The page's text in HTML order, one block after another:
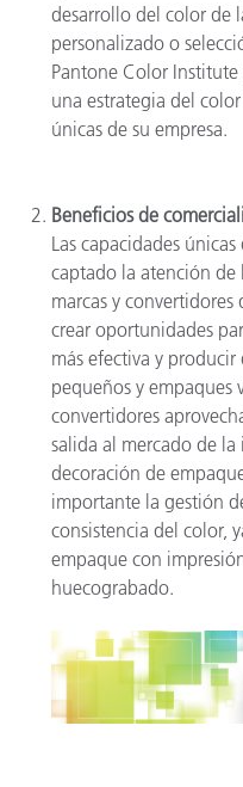
desarrollo del color de
personalizado o
Pantone Color
una estrategia del
únicas de su empresa.
Beneficios de
Las capacidades
captado la atención de
marcas y
crear oportunidades
más efectiva y producir
pequeños y empaques
convertidores
salida al mercado de
decoración de
importante la gestión
consistencia del color,
empaque con
huecograbado.